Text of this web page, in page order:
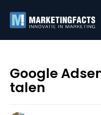
Google
talen